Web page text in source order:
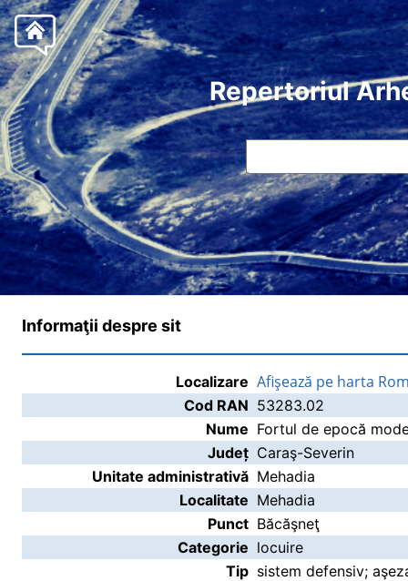
Repertoriul
Informaţii despre sit
Localizare Afişează pe harta
Cod RAN 53283.02
Nume Fortul de epocă
Județ Caraş-Severin
Unitate administrativă Mehadia
Localitate Mehadia
Punct Băcăşneţ
Categorie locuire
Tip sistem defensiv;